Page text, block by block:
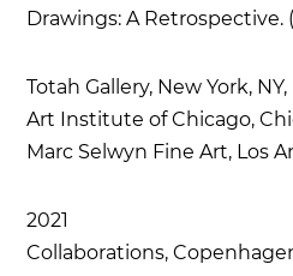
Drawings: A Retrospective.
Totah Gallery, New York, NY,
Art Institute of Chicago,
Marc Selwyn Fine Art, Los
2021
Collaborations,